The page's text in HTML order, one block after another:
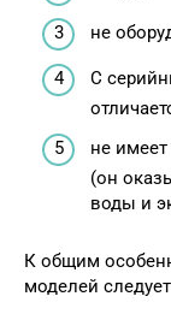
не
С
не
(он
воды и
К общим
моделей